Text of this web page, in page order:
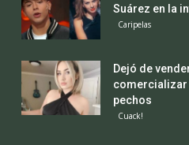
Suárez en la
Caripelas
Dejó de
comercializar
pechos
Cuack!